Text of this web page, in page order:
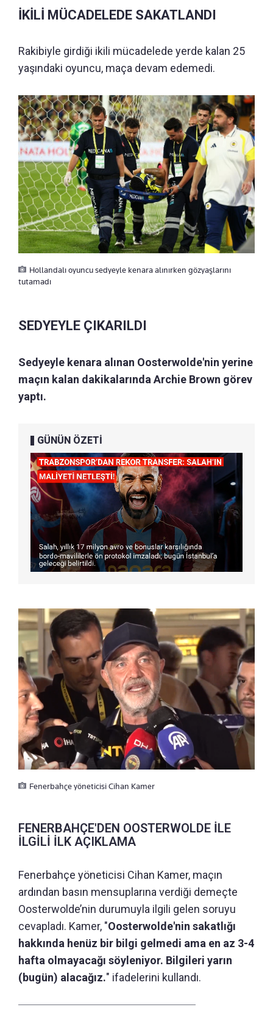
İKİLİ MÜCADELEDE SAKATLANDI
Rakibiyle girdiği ikili mücadelede yerde kalan 25
yaşındaki oyuncu, maça devam edemedi.
Hollandalı oyuncu sedyeyle kenara alınırken gözyaşlarını
tutamadı
SEDYEYLE ÇIKARILDI
Sedyeyle kenara alınan Oosterwolde'nin yerine
maçın kalan dakikalarında Archie Brown görev
yaptı.
GÜNÜN ÖZETİ
Fenerbahçe yöneticisi Cihan Kamer
FENERBAHÇE'DEN OOSTERWOLDE İLE
İLGİLİ İLK AÇIKLAMA
Fenerbahçe yöneticisi Cihan Kamer, maçın
ardından basın mensuplarına verdiği demeçte
Oosterwolde’nin durumuyla ilgili gelen soruyu
cevapladı. Kamer, "Oosterwolde'nin sakatlığı
hakkında henüz bir bilgi gelmedi ama en az 3-4
hafta olmayacağı söyleniyor. Bilgileri yarın
(bugün) alacağız." ifadelerini kullandı.